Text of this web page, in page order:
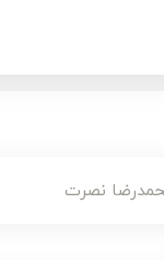
نصرت